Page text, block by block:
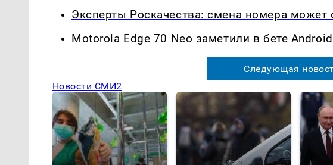
Эксперты Роскачества: смена номера может
Motorola Edge 70 Neo заметили в бете
Следующая
Новости СМИ2